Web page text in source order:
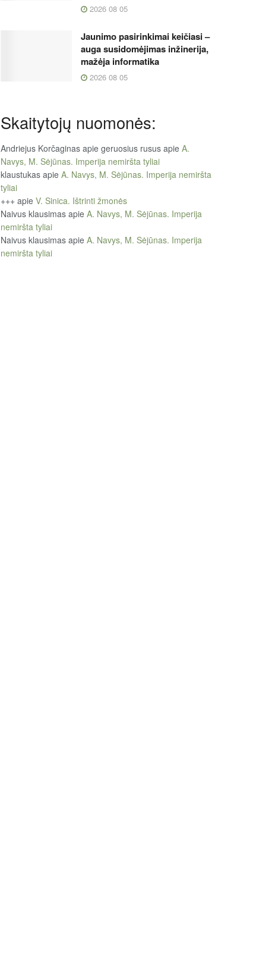
2026 08 05
Jaunimo pasirinkimai keičiasi –
auga susidomėjimas inžinerija,
mažėja informatika
2026 08 05
Skaitytojų nuomonės:
Andriejus Korčaginas apie geruosius rusus apie A.
Navys, M. Sėjūnas. Imperija nemiršta tyliai
klaustukas apie A. Navys, M. Sėjūnas. Imperija nemiršta
tyliai
+++ apie V. Sinica. Ištrinti žmonės
Naivus klausimas apie A. Navys, M. Sėjūnas. Imperija
nemiršta tyliai
Naivus klausimas apie A. Navys, M. Sėjūnas. Imperija
nemiršta tyliai